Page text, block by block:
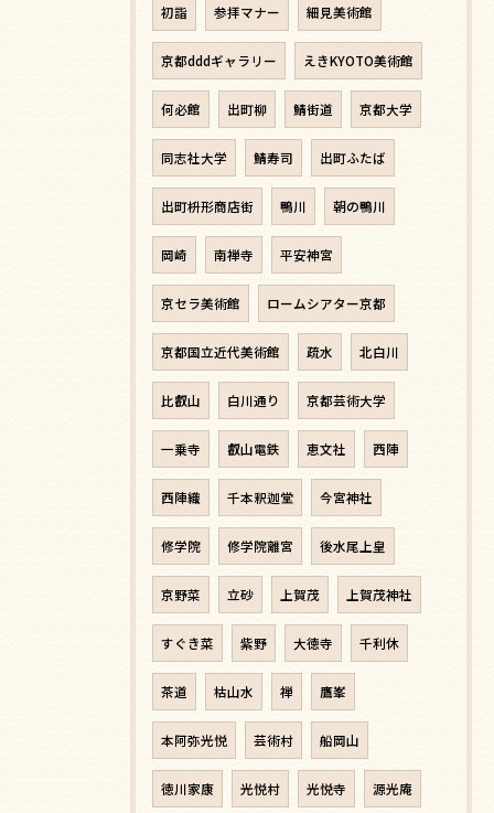
初詣 参拝マナー 細見美術館
京都dddギャラリー えきKYOTO美術館
何必館 出町柳 鯖街道 京都大学
同志社大学 鯖寿司 出町ふたば
出町枡形商店街 鴨川 朝の鴨川
岡崎 南禅寺 平安神宮
京セラ美術館 ロームシアター京都
京都国立近代美術館 疏水 北白川
比叡山 白川通り 京都芸術大学
一乗寺 叡山電鉄 恵文社 西陣
西陣織 千本釈迦堂 今宮神社
修学院 修学院離宮 後水尾上皇
京野菜 立砂 上賀茂 上賀茂神社
すぐき菜 紫野 大徳寺 千利休
茶道 枯山水 禅 鷹峯
本阿弥光悦 芸術村 船岡山
徳川家康 光悦村 光悦寺 源光庵